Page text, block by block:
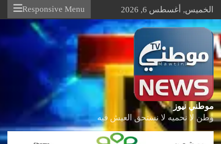
Skip
content
الخميس, أغسطس 6, 2026 Responsive Menu
موطني نيوز
وطن لا نحميه لا نستحق العيش فيه